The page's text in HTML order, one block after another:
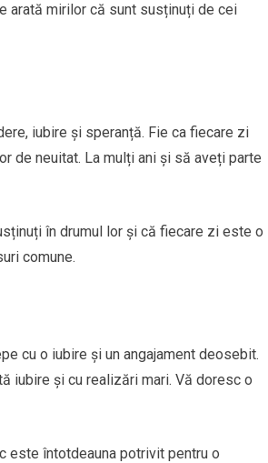
arată mirilor că sunt susținuți de cei
iubire și speranță. Fie ca fiecare zi
de neuitat. La mulți ani și să aveți parte
în drumul lor și că fiecare zi este o
comune.
cu o iubire și un angajament deosebit.
iubire și cu realizări mari. Vă doresc o
este întotdeauna potrivit pentru o